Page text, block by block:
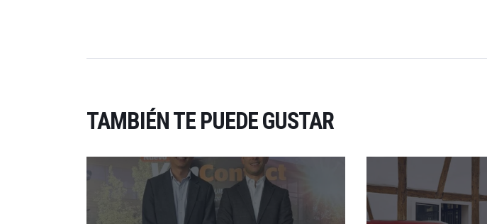
TAMBIÉN TE PUEDE GUSTAR